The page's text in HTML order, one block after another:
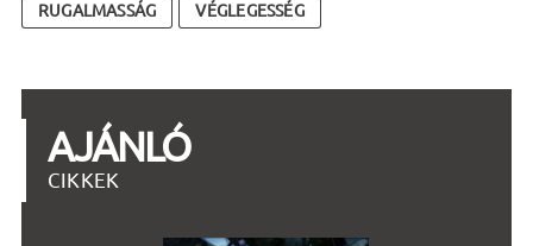
RUGALMASSÁG VÉGLEGESSÉG
AJÁNLÓ
CIKKEK